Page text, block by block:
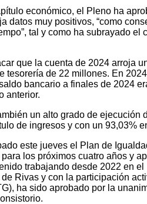
económico, el Pleno ha
datos muy positivos, “como
tal y como ha subrayado el
que la cuenta de 2024 arroja
tesorería de 22 millones. En
bancario a finales de 2024
anterior.
un alto grado de ejecución
de ingresos y con un 93,03%
este jueves el Plan de
los próximos cuatro años y
trabajando desde 2022 en
Rivas y con la participación
ha sido aprobado por la